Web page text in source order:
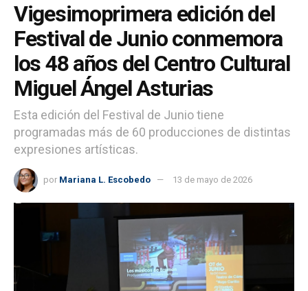
Vigesimoprimera edición del
Festival de Junio conmemora
los 48 años del Centro Cultural
Miguel Ángel Asturias
Esta edición del Festival de Junio tiene
programadas más de 60 producciones de distintas
expresiones artísticas.
por Mariana L. Escobedo 13 de mayo de 2026